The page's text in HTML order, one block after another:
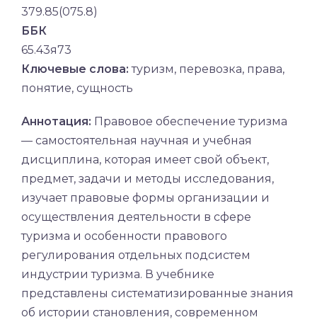
379.85(075.8)
ББК
65.43я73
Ключевые слова: туризм, перевозка, права,
понятие, сущность
Аннотация: Правовое обеспечение туризма
— самостоятельная научная и учебная
дисциплина, которая имеет свой объект,
предмет, задачи и методы исследования,
изучает правовые формы организации и
осуществления деятельности в сфере
туризма и особенности правового
регулирования отдельных подсистем
индустрии туризма. В учебнике
представлены систематизированные знания
об истории становления, современном